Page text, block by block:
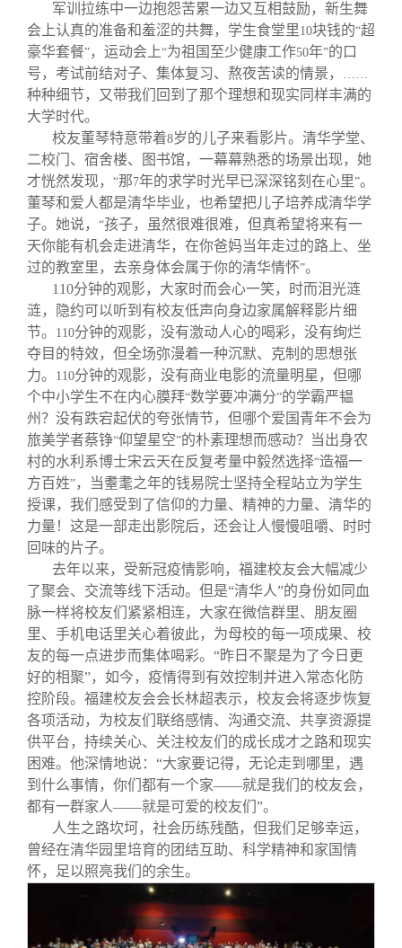
军训拉练中一边抱怨苦累一边又互相鼓励，新生舞
会上认真的准备和羞涩的共舞，学生食堂里10块钱的“超
豪华套餐” ，运动会上“为祖国至少健康工作50年”的口
号，考试前结对子、集体复习、熬夜苦读的情景，
……
种种细节，又带我们回到了那个理想和现实同样丰满的
大学时代。
校友董琴特意带着8岁的儿子来看影片。清华学堂、
二校门、宿舍楼、图书馆，一幕幕熟悉的场景出现，她
才恍然发现， “那7年的求学时光早已深深铭刻在心里”。
董琴和爱人都是清华毕业，也希望把儿子培养成清华学
子。她说， “孩子，虽然很难很难，但真希望将来有一
天你能有机会走进清华，在你爸妈当年走过的路上、坐
过的教室里，去亲身体会属于你的清华情怀”。
110分钟的观影，大家时而会心一笑，时而泪光涟
涟，隐约可以听到有校友低声向身边家属解释影片细
节。
110分钟的观影，没有激动人心的喝彩，没有绚烂
夺目的特效，但全场弥漫着一种沉默、克制的思想张
力。
110分钟的观影，没有商业电影的流量明星，但哪
个中小学生不在内心膜拜“数学要冲满分”的学霸严韫
州？没有跌宕起伏的夸张情节，但哪个爱国青年不会为
旅美学者蔡铮“仰望星空”的朴素理想而感动？当出身农
村的水利系博士宋云天在反复考量中毅然选择“造福一
方百姓” ，当耋耄之年的钱易院士坚持全程站立为学生
授课，我们感受到了信仰的力量、精神的力量、清华的
力量！这是一部走出影院后，还会让人慢慢咀嚼、时时
回味的片子。
去年以来，受新冠疫情影响，福建校友会大幅减少
了聚会、交流等线下活动。但是“清华人”的身份如同血
脉一样将校友们紧紧相连，大家在微信群里、朋友圈
里、手机电话里关心着彼此，为母校的每一项成果、校
友的每一点进步而集体喝彩。“昨日不聚是为了今日更
好的相聚”，如今，疫情得到有效控制并进入常态化防
控阶段。福建校友会会长林超表示，校友会将逐步恢复
各项活动，为校友们联络感情、沟通交流、共享资源提
供平台，持续关心、关注校友们的成长成才之路和现实
困难。他深情地说：“大家要记得，无论走到哪里，遇
到什么事情，你们都有一个家——就是我们的校友会，
都有一群家人——就是可爱的校友们”。
人生之路坎坷，社会历练残酷，但我们足够幸运，
曾经在清华园里培育的团结互助、科学精神和家国情
怀，足以照亮我们的余生。